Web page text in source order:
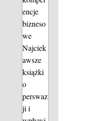
encje
bizneso
we
Najciek
awsze
książki
o
perswaz
ji i